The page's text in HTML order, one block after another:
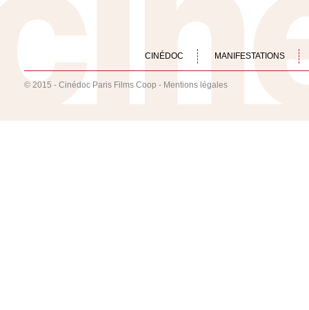
CINÉDOC MANIFESTATIONS
© 2015 - Cinédoc Paris Films Coop - Mentions légales